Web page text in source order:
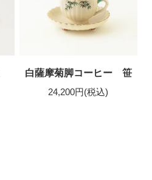
白薩摩菊脚コーヒー 笹
24,200円(税込)